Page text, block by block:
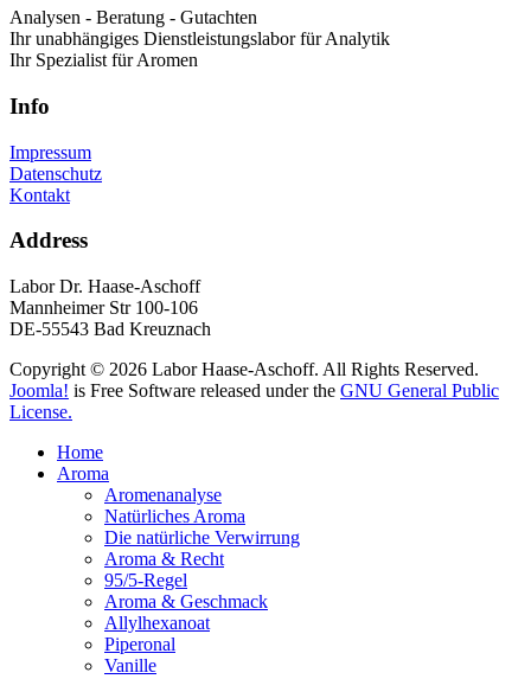
Analysen - Beratung - Gutachten
Ihr unabhängiges Dienstleistungslabor für Analytik
Ihr Spezialist für Aromen
Info
Impressum
Datenschutz
Kontakt
Address
Labor Dr. Haase-Aschoff
Mannheimer Str 100-106
DE-55543 Bad Kreuznach
Copyright © 2026 Labor Haase-Aschoff. All Rights Reserved.
Joomla! is Free Software released under the GNU General Public
License.
Home
Aroma
Aromenanalyse
Natürliches Aroma
Die natürliche Verwirrung
Aroma & Recht
95/5-Regel
Aroma & Geschmack
Allylhexanoat
Piperonal
Vanille